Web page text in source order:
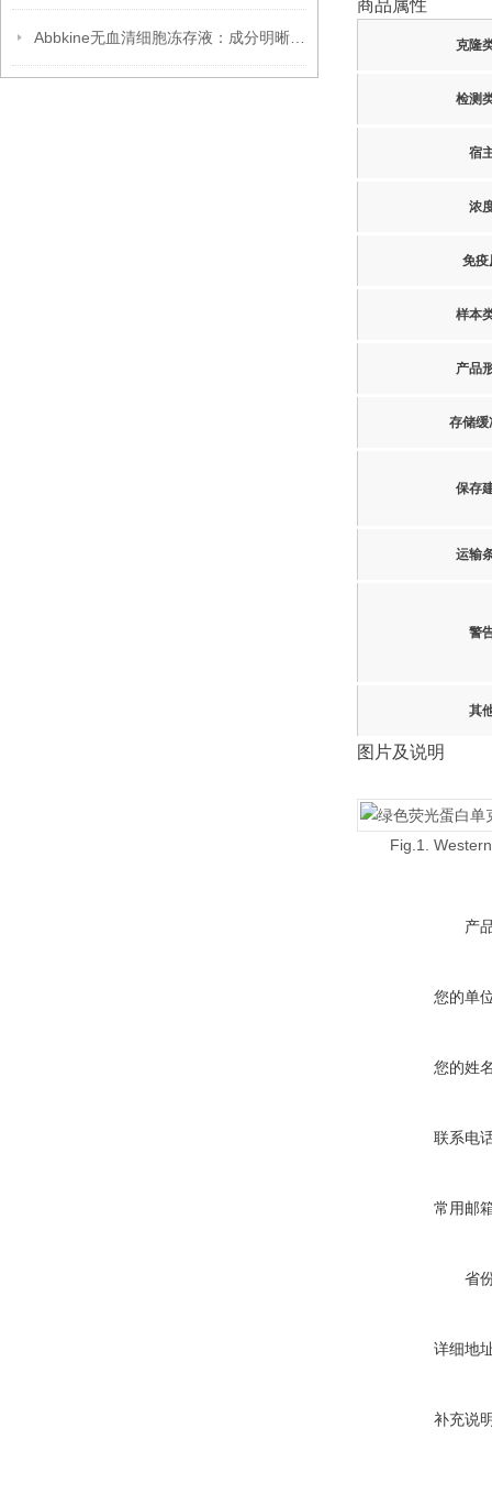
商品属性
克隆
检测
宿
浓
免疫
样本
产品
存储缓
保存
运输
警
其
图片及说明
Fig.1.
产
您的单
您的姓
联系电
常用邮
省
详细地
补充说